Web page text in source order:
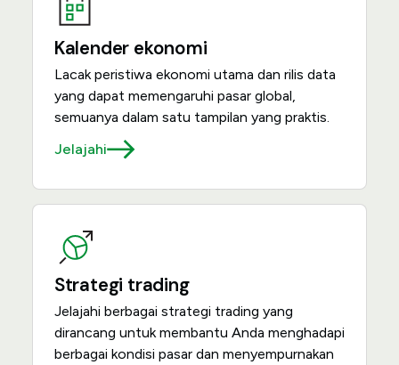
Kalender ekonomi
Lacak peristiwa ekonomi utama dan rilis data
yang dapat memengaruhi pasar global,
semuanya dalam satu tampilan yang praktis.
Jelajahi
Strategi trading
Jelajahi berbagai strategi trading yang
dirancang untuk membantu Anda menghadapi
berbagai kondisi pasar dan menyempurnakan